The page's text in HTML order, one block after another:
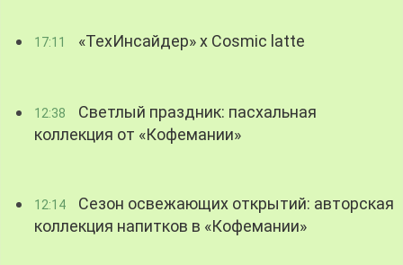
17:11 «ТехИнсайдер» х Cosmic latte
12:38
Светлый праздник: пасхальная
коллекция от «Кофемании»
12:14
Сезон освежающих открытий: авторская
коллекция напитков в «Кофемании»